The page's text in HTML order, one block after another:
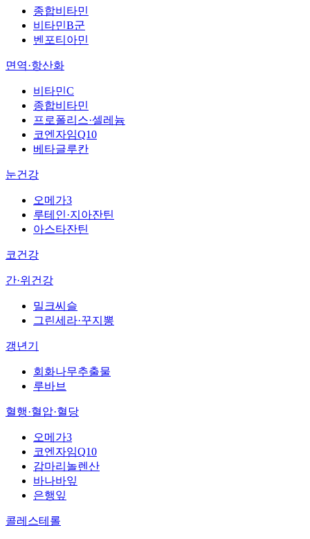
종합비타민
비타민B군
벤포티아민
면역·항산화
비타민C
종합비타민
프로폴리스·셀레늄
코엔자임Q10
베타글루칸
눈건강
오메가3
루테인·지아잔틴
아스타잔틴
코건강
간·위건강
밀크씨슬
그린세라·꾸지뽕
갱년기
회화나무추출물
루바브
혈행·혈압·혈당
오메가3
코엔자임Q10
감마리놀렌산
바나바잎
은행잎
콜레스테롤